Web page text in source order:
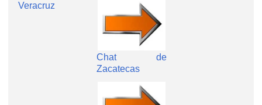
Veracruz
Chat de
Zacatecas